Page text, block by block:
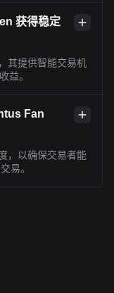
获得稳定
，其提供智能交易机
益。
Fan
，以确保交易者能
易。